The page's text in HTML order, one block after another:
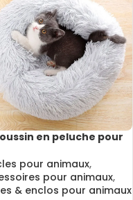
en peluche pour
pour animaux,
pour animaux,
& enclos pour animaux